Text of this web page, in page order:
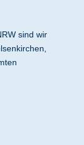
sind wir